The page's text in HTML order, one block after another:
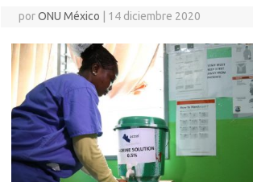
porONU México 14 diciembre 2020